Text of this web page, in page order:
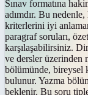
Sınav formatına
adımdır. Bu
kriterlerini iyi
paragraf soruları,
karşılaşabilirsiniz.
ve dersler üzerinden
bölümünde, bireysel
bulunur. Yazma
beklenir. Bu soru